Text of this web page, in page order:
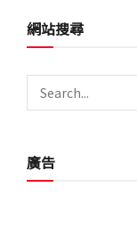
網站搜尋
廣告